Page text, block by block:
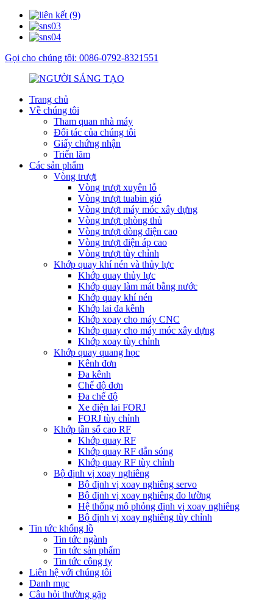
Gọi cho chúng tôi: 0086-0792-8321551
Trang chủ
Về chúng tôi
Tham quan nhà máy
Đối tác của chúng tôi
Giấy chứng nhận
Triển lãm
Các sản phẩm
Vòng trượt
Vòng trượt xuyên lỗ
Vòng trượt tuabin gió
Vòng trượt máy móc xây dựng
Vòng trượt phòng thủ
Vòng trượt dòng điện cao
Vòng trượt điện áp cao
Vòng trượt tùy chỉnh
Khớp quay khí nén và thủy lực
Khớp quay thủy lực
Khớp quay làm mát bằng nước
Khớp quay khí nén
Khớp lai đa kênh
Khớp xoay cho máy CNC
Khớp quay cho máy móc xây dựng
Khớp xoay tùy chỉnh
Khớp quay quang học
Kênh đơn
Đa kênh
Chế độ đơn
Đa chế độ
Xe điện lai FORJ
FORJ tùy chỉnh
Khớp tần số cao RF
Khớp quay RF
Khớp quay RF dẫn sóng
Khớp quay RF tùy chỉnh
Bộ định vị xoay nghiêng
Bộ định vị xoay nghiêng servo
Bộ định vị xoay nghiêng đo lường
Hệ thống mô phỏng định vị xoay nghiêng
Bộ định vị xoay nghiêng tùy chỉnh
Tin tức khổng lồ
Tin tức ngành
Tin tức sản phẩm
Tin tức công ty
Liên hệ với chúng tôi
Danh mục
Câu hỏi thường gặp